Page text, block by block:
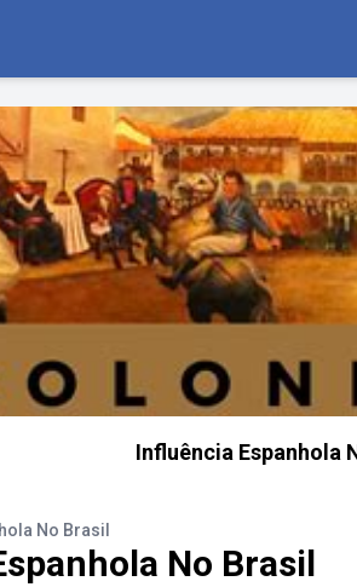
Influência Espanhola
No Brasil
No Brasil